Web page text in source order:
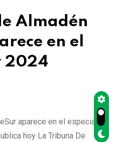
Almadén
en el
2024
aparece en el especial
hoy La Tribuna De